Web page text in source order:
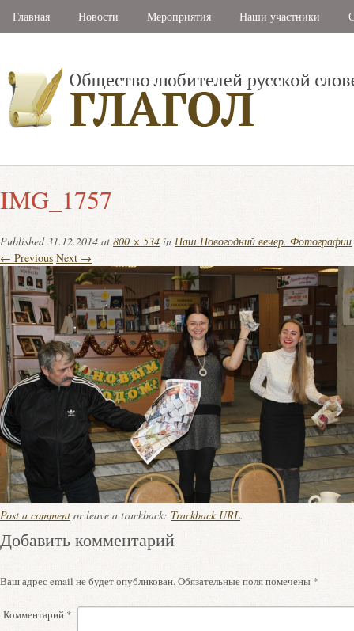
Главная Новости Мероприятия Наши участники
IMG_1757
Published31.12.2014 at 800 × 534 in Наш Новогодний вечер. Фотографии
← Previous Next →
Post a comment or leave a trackback: Trackback URL.
Добавить комментарий
Ваш адрес email не будет опубликован.Обязательные поля помечены *
Комментарий *